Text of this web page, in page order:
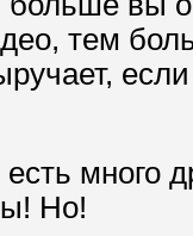
тем
много
Но!